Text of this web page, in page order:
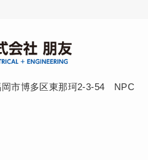
岡市博多区東那珂2-3-54 NPC